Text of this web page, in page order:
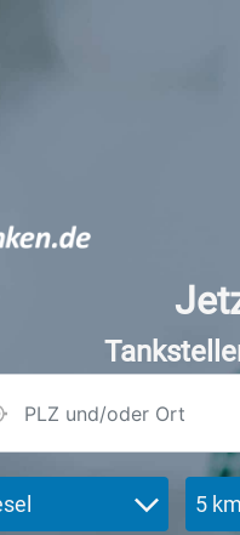
5 km